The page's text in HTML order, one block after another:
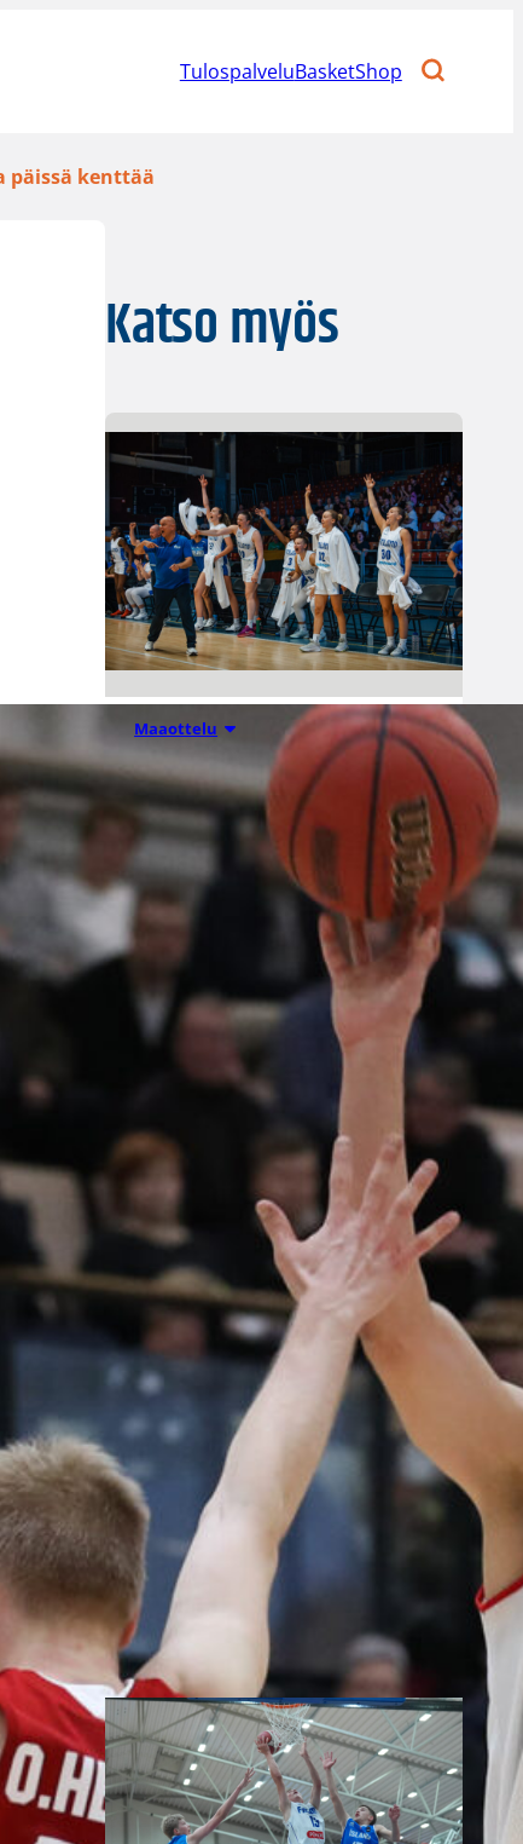
TulospalveluBasketShop
päissä kenttää
Katso myös
Maaottelu 06.08.2026 21:44
Susiladiesin
puolustus
rautaa
Tukholmassa
–
harvinaislaatu
inen voitto
Liettuasta
Susiladies nappasi
harvinaislaatuisen voiton
Liettuasta Tukholmassa
pelatussa maaottelussa.
Susiladies voitti vakuuttavasti
Liettuan 81-70 (48-36) Elina
Aarnisalon 22 pisteen
johdattamana. Suomi pelaa
Tukholmassa vielä toisen
ottelun, kun huomenna vastaan
tulee Ruotsi.